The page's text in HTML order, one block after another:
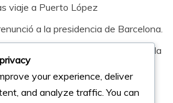
viaje a Puerto López
a la presidencia de Barcelona.
que murió en fatal accidente en la
your experience, deliver
and analyze traffic. You can